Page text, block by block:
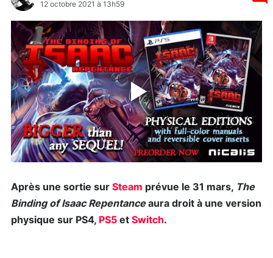
12 octobre 2021 à 13h59
Après une sortie sur Steam prévue le 31 mars, The
Binding of Isaac Repentanceaura droit à une version
physique sur PS4, PS5 et Switch.